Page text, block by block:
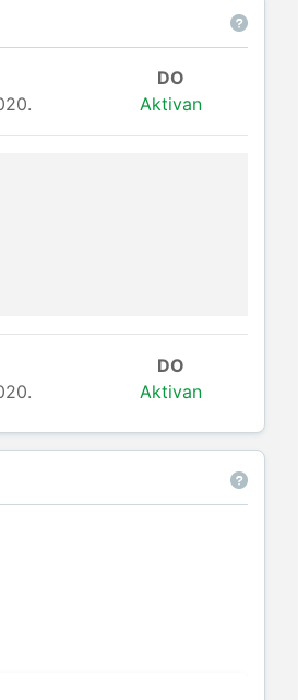
DO
Aktivan
DO
Aktivan